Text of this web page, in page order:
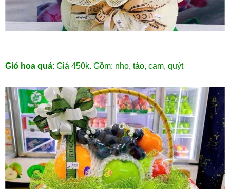
Giỏ hoa quả: Giá 450k. Gồm: nho, táo, cam, quýt